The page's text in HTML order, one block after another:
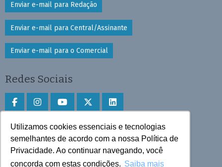
Utilizamos cookies essenciais e tecnologias
semelhantes de acordo com a nossa Política de
Privacidade. Ao continuar navegando, você
concorda com estas condições. Saiba mais
Enviar e-mail para Redação
Enviar e-mail para Central/Assinante
Enviar e-mail para o Comercial
Redes Sociais
Faça download do aplicativo
Play Store e App Store